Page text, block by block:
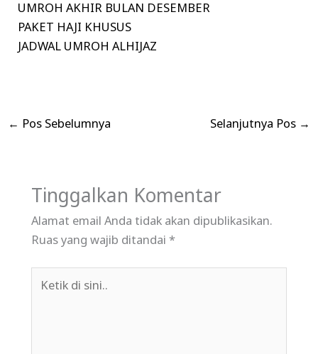
UMROH AKHIR BULAN DESEMBER
PAKET HAJI KHUSUS
JADWAL UMROH ALHIJAZ
← Pos Sebelumnya Selanjutnya Pos →
Tinggalkan Komentar
Alamat email Anda tidak akan dipublikasikan.
Ruas yang wajib ditandai *